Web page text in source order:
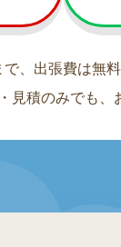
、出張費は無
見積のみでも、